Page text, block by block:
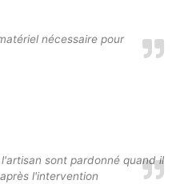
nécessaire pour
sont pardonné quand il
l'intervention